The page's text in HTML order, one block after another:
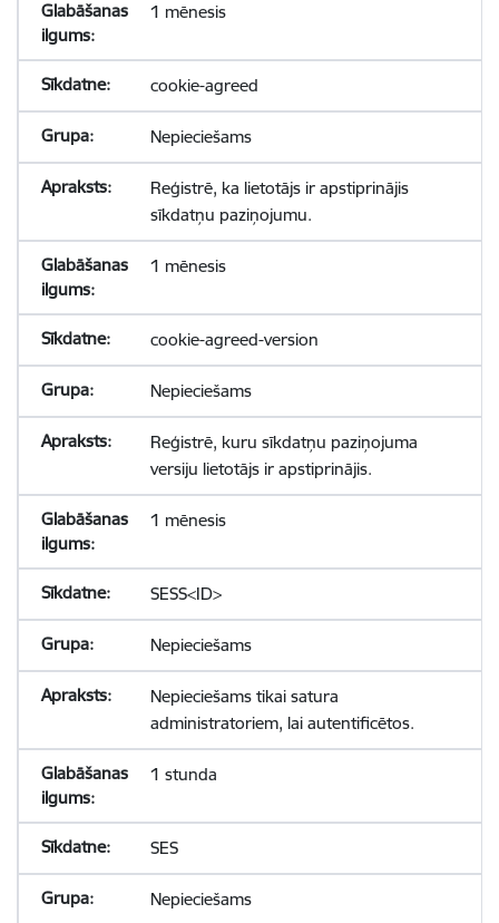
1 mēnesis
cookie-agreed
Nepieciešams
Reģistrē, ka lietotājs ir apstiprinājis
sīkdatņu paziņojumu.
1 mēnesis
cookie-agreed-version
Nepieciešams
Reģistrē, kuru sīkdatņu paziņojuma
versiju lietotājs ir apstiprinājis.
1 mēnesis
SESS<ID>
Nepieciešams
Nepieciešams tikai satura
administratoriem, lai autentificētos.
1 stunda
SES
Nepieciešams